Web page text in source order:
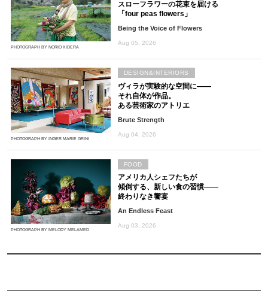
PHOTOGRAPH BY NORIO KIDERA
スローフラワーの花束を届ける
「four peas flowers」
Being the Voice of Flowers
Aug 05, 2026
PHOTOGRAPH BY INGER MARIE GRINI
ヴィラが実験的な空間に――
それ自体が作品。
ある芸術家のアトリエ
Brute Strength
Aug 04, 2026
DESIGN&INTERIORS
PHOTOGRAPH BY MELODY MELAMED
アメリカ人シェフたちが
傾倒する、新しい食の習慣――
終わりなき饗宴
An Endless Feast
Aug 03, 2026
FOOD